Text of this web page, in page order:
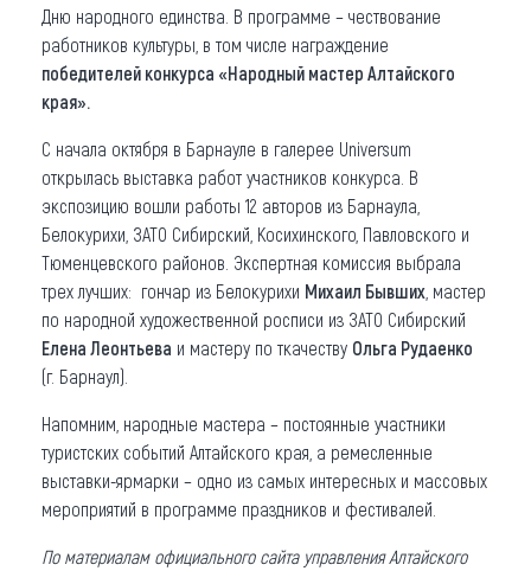
Дню народного единства. В программе – чествование
работников культуры, в том числе награждение
победителей конкурса «Народный мастер Алтайского
края».
С начала октября в Барнауле в галерее Universum
открылась выставка работ участников конкурса. В
экспозицию вошли работы 12 авторов из Барнаула,
Белокурихи, ЗАТО Сибирский, Косихинского, Павловского и
Тюменцевского районов. Экспертная комиссия выбрала
трех лучших: гончар из Белокурихи Михаил Бывших , мастер
по народной художественной росписи из ЗАТО Сибирский
Елена Леонтьева и мастеру по ткачеству Ольга Рудаенко
(г. Барнаул).
Напомним, народные мастера – постоянные участники
туристских событий Алтайского края, а ремесленные
выставки-ярмарки – одно из самых интересных и массовых
мероприятий в программе праздников и фестивалей.
По материалам официального сайта управления Алтайского